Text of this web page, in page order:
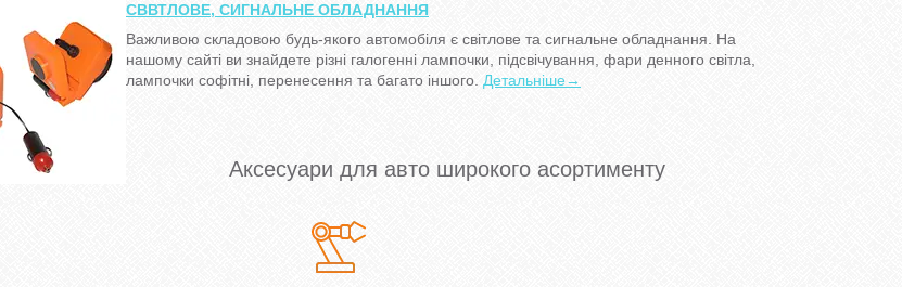
СВВТЛОВЕ, СИГНАЛЬНЕ ОБЛАДНАННЯ
Важливою складовою будь-якого автомобіля є світлове та сигнальне обладнання. На
нашому сайті ви знайдете різні галогенні лампочки, підсвічування, фари денного світла,
лампочки софітні, перенесення та багато іншого. Детальніше→
Аксесуари для авто широкого асортименту